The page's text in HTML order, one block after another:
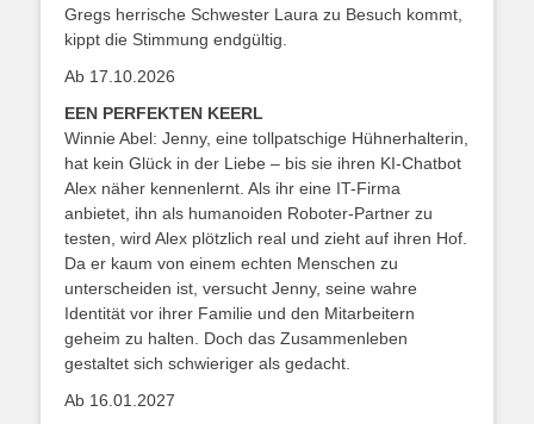
Gregs herrische Schwester Laura zu Besuch kommt,
kippt die Stimmung endgültig.
Ab 17.10.2026
EEN PERFEKTEN KEERL
Winnie Abel: Jenny, eine tollpatschige Hühnerhalterin,
hat kein Glück in der Liebe – bis sie ihren KI-Chatbot
Alex näher kennenlernt. Als ihr eine IT-Firma
anbietet, ihn als humanoiden Roboter-Partner zu
testen, wird Alex plötzlich real und zieht auf ihren Hof.
Da er kaum von einem echten Menschen zu
unterscheiden ist, versucht Jenny, seine wahre
Identität vor ihrer Familie und den Mitarbeitern
geheim zu halten. Doch das Zusammenleben
gestaltet sich schwieriger als gedacht.
Ab 16.01.2027